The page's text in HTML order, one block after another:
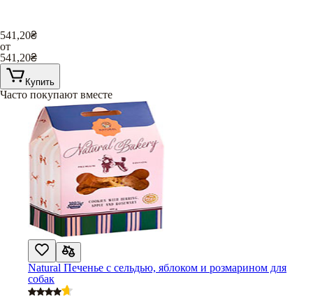
541,20₴
от
541,20₴
Купить
Часто покупают вместе
Natural Печенье с сельдью, яблоком и розмарином для
собак